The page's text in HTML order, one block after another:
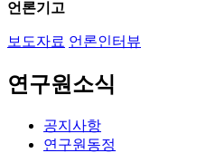
언론기고
보도자료 언론인터뷰
연구원소식
공지사항
연구원동정